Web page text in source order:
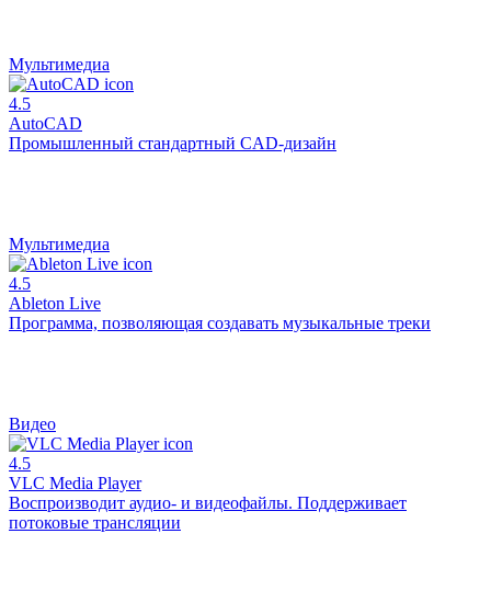
Мультимедиа
4.5
AutoCAD
Промышленный стандартный CAD-дизайн
Мультимедиа
4.5
Ableton Live
Программа, позволяющая создавать музыкальные треки
Видео
4.5
VLC Media Player
Воспроизводит аудио- и видеофайлы. Поддерживает
потоковые трансляции